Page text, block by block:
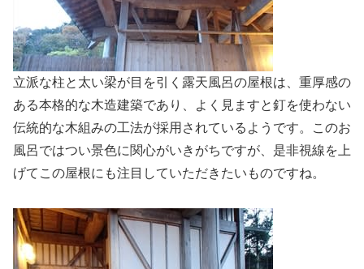
立派な柱と太い梁が目を引く露天風呂の屋根は、重厚感の
ある本格的な木造建築であり、よく見ますと釘を使わない
伝統的な木組みの工法が採用されているようです。このお
風呂ではつい景色に関心がいきがちですが、是非視線を上
げてこの屋根にも注目していただきたいものですね。